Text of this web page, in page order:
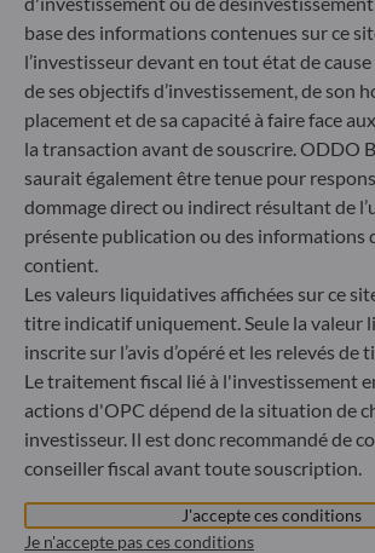
60329 Frankfurt am Main
Allemagne
+49 (0) 69 920 50 0
Société de Gestion de Portefeuille agréée par
Bundesanstalt für
Enregistrement commercial : HRB 11971
Düsseldorf
ODDO BHF Asset Management LUX
6, rue Gabriel Lippmann
L-5365 Munsbach
Luxembourg
+352 45 76 76 245
Enregistré au registre du commerce et des
Luxembourg sous le numéro B 29891 Agréé
(CSSF)
base des informations contenues sur ce
l’investisseur devant en tout état de
de ses objectifs d’investissement, de son
placement et de sa capacité à faire face
la transaction avant de souscrire. ODDO
saurait également être tenue pour
dommage direct ou indirect résultant de
présente publication ou des informations
contient.
Les valeurs liquidatives affichées sur ce
titre indicatif uniquement. Seule la valeur
inscrite sur l’avis d’opéré et les relevés de
Le traitement fiscal lié à l'investissement
actions d'OPC dépend de la situation de
investisseur. Il est donc recommandé de
conseiller fiscal avant toute souscription.
J'accepte ces conditions
Je n'accepte pas ces conditions